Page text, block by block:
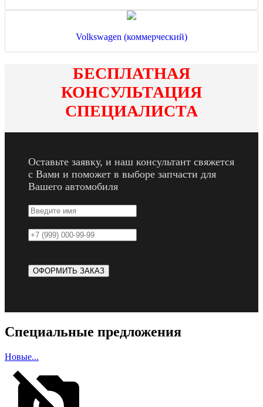
Volkswagen (коммерческий)
БЕСПЛАТНАЯ
КОНСУЛЬТАЦИЯ
СПЕЦИАЛИСТА
Оставьте заявку, и наш консультант свяжется
с Вами и поможет в выборе запчасти для
Вашего автомобиля
Специальные предложения
Новые...